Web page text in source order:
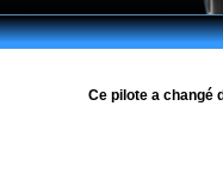
Ce pilote a changé